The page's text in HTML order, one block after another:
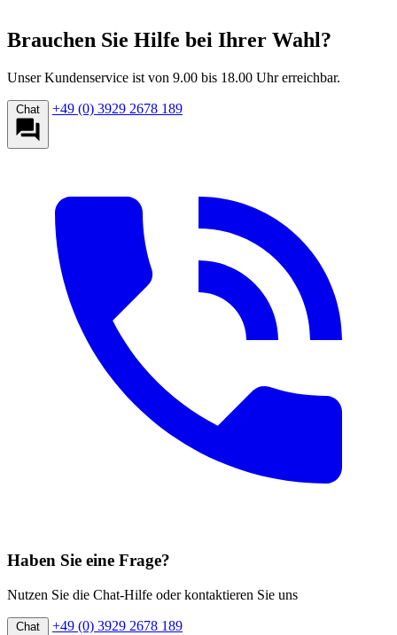
Brauchen Sie Hilfe bei Ihrer Wahl?
Unser Kundenservice ist von 9.00 bis 18.00 Uhr erreichbar.
Chat +49 (0) 3929 2678 189
Haben Sie eine Frage?
Nutzen Sie die Chat-Hilfe oder kontaktieren Sie uns
Chat +49 (0) 3929 2678 189